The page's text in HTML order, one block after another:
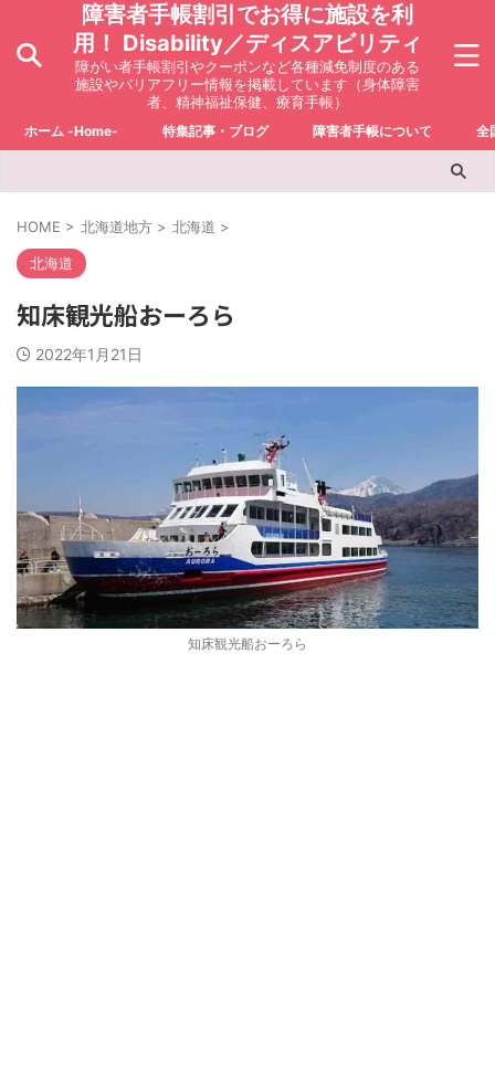
障害者手帳割引でお得に施設を利
用！ Disability／ディスアビリティ
障がい者手帳割引やクーポンなど各種減免制度のある
施設やバリアフリー情報を掲載しています（身体障害
者、精神福祉保健、療育手帳）
ホーム -Home- 特集記事・ブログ 障害者手帳について 全
HOME > 北海道地方 > 北海道 >
北海道
知床観光船おーろら
2022年1月21日
知床観光船おーろら